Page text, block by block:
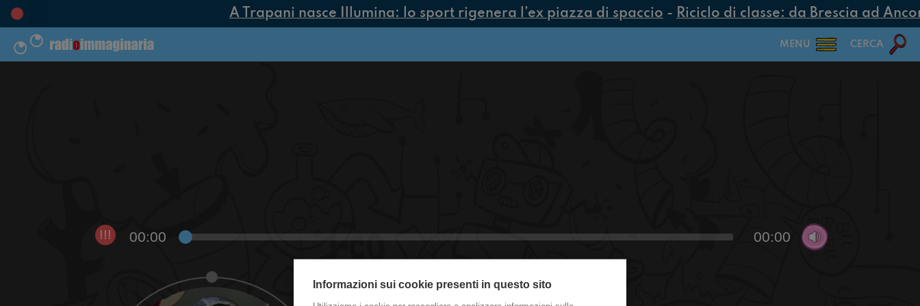
A Trapani nasce Illumina: lo sport rigenera l’ex piazza di spaccio- Riciclo di classe: da Brescia ad
MENU CERCA
!!! 00:00 00:00
Informazioni sui cookie presenti in questo sito